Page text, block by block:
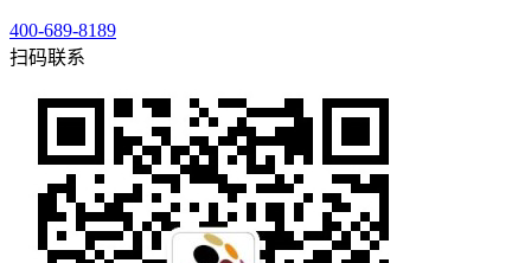
400-689-8189
扫码联系